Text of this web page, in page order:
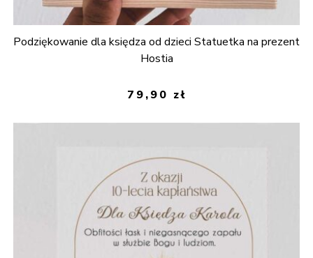
Podziękowanie dla księdza od dzieci Statuetka na prezent
Hostia
79,90 zł